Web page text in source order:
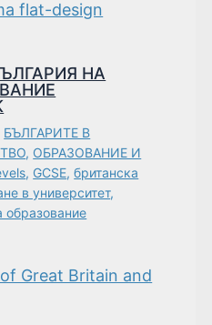
НА
БЪЛГАРИТЕ В
, ОБРАЗОВАНИЕ И
, GCSE,британска
в университет,
образование